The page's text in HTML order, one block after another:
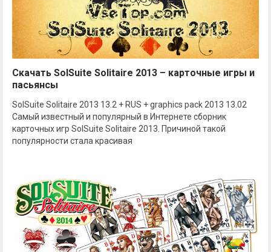
Скачать SolSuite Solitaire 2013 – карточные игры и
пасьянсы
SolSuite Solitaire 2013 13.2 + RUS + graphics pack 2013 13.02
Самый известный и популярный в Интернете сборник
карточных игр SolSuite Solitaire 2013. Причиной такой
популярности стала красивая